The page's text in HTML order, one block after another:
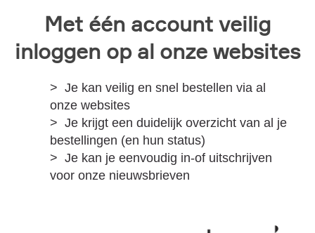
Met één account veilig
inloggen op al onze websites
Je kan veilig en snel bestellen via al
onze websites
Je krijgt een duidelijk overzicht van al je
bestellingen (en hun status)
Je kan je eenvoudig in-of uitschrijven
voor onze nieuwsbrieven